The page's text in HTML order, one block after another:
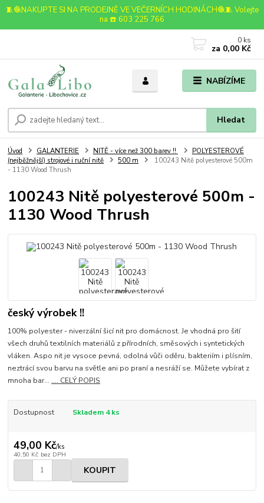
🧵🧶NAKUPTE SI NA PRODEJNĚ VE VEČERNÍCH HODINÁCH🧶🧵 Volejte
na ☎️ 603 225 766
NABÍZÍME
Hledat
0 ks
za 0,00 Kč
Úvod GALANTERIE NITĚ - více než 300 barev !!
POLYESTEROVÉ
(nejběžnější) strojové i ruční nitě
500 m
100243 Nitě polyesterové 500m
- 1130 Wood Thrush
100243 Nitě polyesterové 500m -
1130 Wood Thrush
český výrobek !!
100% polyester - niverzální šicí nit pro domácnost. Je vhodná pro šití
všech druhů textilních materiálů z přírodních, směsových i syntetických
vláken. Aspo nit je vysoce pevná, odolná vůči oděru, bakteriím i plísním,
neztrácí svou barvu na světle ani po praní a nesráží se. Můžete vybírat z
mnoha bar... .... CELÝ POPIS
Dostupnost Skladem 4 ks
49,00 Kč/ks
40,50 Kč bez DPH
KOUPIT